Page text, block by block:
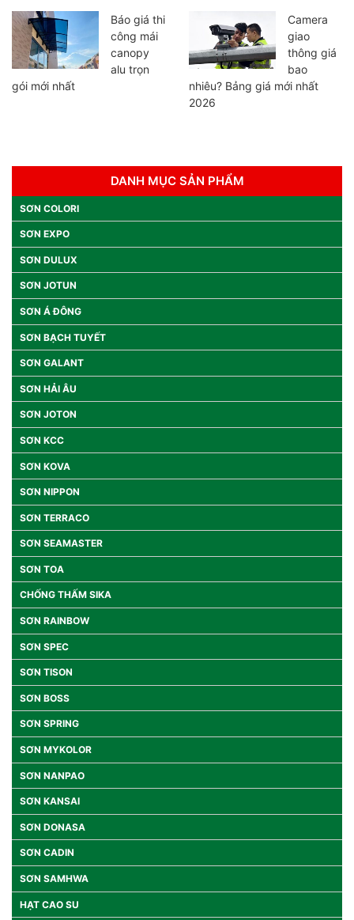
Báo giá thi
công mái
canopy
alu trọn
gói mới nhất
Camera
giao
thông giá
bao
nhiêu? Bảng giá mới nhất
2026
DANH MỤC SẢN PHẨM
SƠN COLORI
SƠN EXPO
SƠN DULUX
SƠN JOTUN
SƠN Á ĐÔNG
SƠN BẠCH TUYẾT
SƠN GALANT
SƠN HẢI ÂU
SƠN JOTON
SƠN KCC
SƠN KOVA
SƠN NIPPON
SƠN TERRACO
SƠN SEAMASTER
SƠN TOA
CHỐNG THẤM SIKA
SƠN RAINBOW
SƠN SPEC
SƠN TISON
SƠN BOSS
SƠN SPRING
SƠN MYKOLOR
SƠN NANPAO
SƠN KANSAI
SƠN DONASA
SƠN CADIN
SƠN SAMHWA
HẠT CAO SU